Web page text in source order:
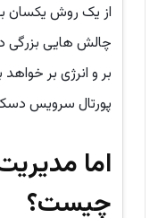
از یک روش یکسان
چالش هایی بزرگی
بر و انرژی بر
پورتال سرویس دسک
اما
چیست؟